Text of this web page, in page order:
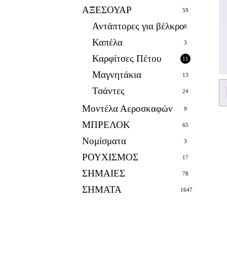
ΑΞΕΣΟΥΑΡ 59
Αντάπτορες για βέλκρο8
Καπέλα 3
Καρφίτσες Πέτου 11
Μαγνητάκια 13
Τσάντες 24
Μοντέλα Αεροσκαφών 9
ΜΠΡΕΛΟΚ 65
Νομίσματα 3
ΡΟΥΧΙΣΜΟΣ 17
ΣΗΜΑΙΕΣ 78
ΣΗΜΑΤΑ 1647